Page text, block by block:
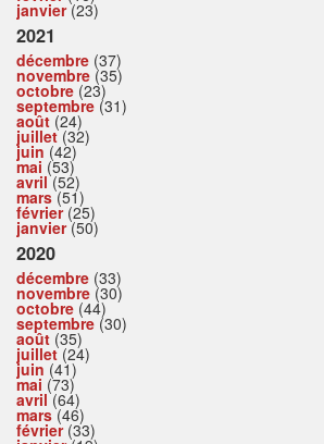
janvier(23)
2021
décembre (37)
novembre (35)
octobre (23)
septembre (31)
août (24)
juillet(32)
juin (42)
mai (53)
avril(52)
mars(51)
février(25)
janvier(50)
2020
décembre (33)
novembre (30)
octobre (44)
septembre (30)
août (35)
juillet(24)
juin (41)
mai (73)
avril(64)
mars(46)
février(33)